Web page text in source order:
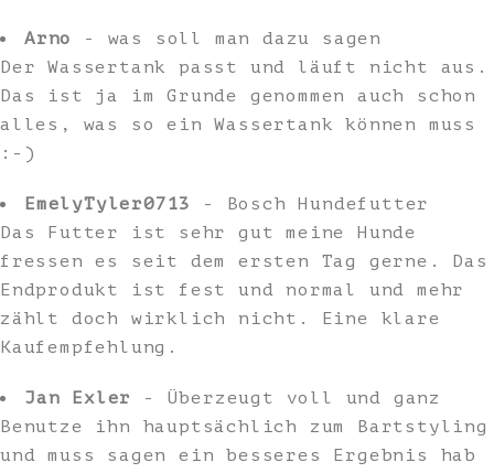
Arno
- was soll man dazu sagen
Der Wassertank passt und läuft nicht aus.
Das ist ja im Grunde genommen auch schon
alles, was so ein Wassertank können muss
:-)
EmelyTyler0713
- Bosch Hundefutter
Das Futter ist sehr gut meine Hunde
fressen es seit dem ersten Tag gerne. Das
Endprodukt ist fest und normal und mehr
zählt doch wirklich nicht. Eine klare
Kaufempfehlung.
Jan Exler
- Überzeugt voll und ganz
Benutze ihn hauptsächlich zum Bartstyling
und muss sagen ein besseres Ergebnis hab